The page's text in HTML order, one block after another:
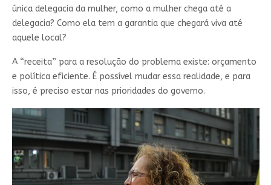
única delegacia da mulher, como a mulher chega até a
delegacia? Como ela tem a garantia que chegará viva até
aquele local?
A “receita” para a resolução do problema existe: orçamento
e política eficiente. É possível mudar essa realidade, e para
isso, é preciso estar nas prioridades do governo.